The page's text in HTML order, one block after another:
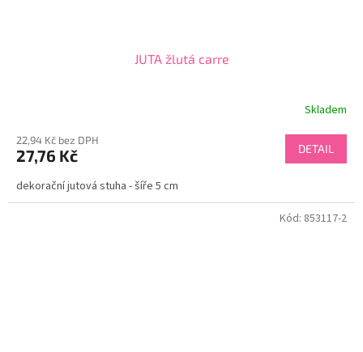
JUTA žlutá carre
Skladem
22,94 Kč bez DPH
27,76 Kč DETAIL
dekorační jutová stuha - šíře 5 cm
Kód: 853117-2